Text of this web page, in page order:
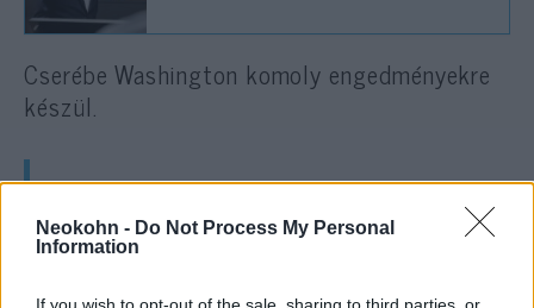
Neokohn - Do Not Process My Personal
Information
Cserébe Washington komoly engedményekre
készül.
Államok időszakosan feloldaná az